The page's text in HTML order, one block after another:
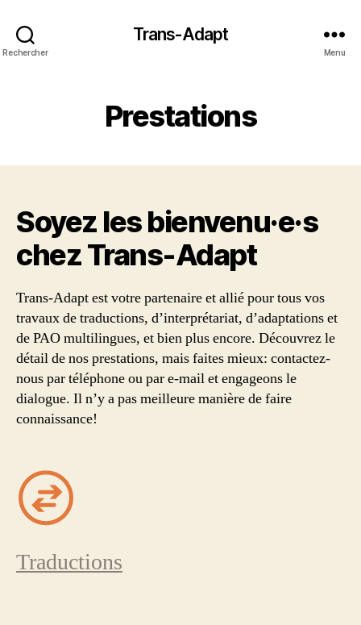
Rechercher
Trans-Adapt
Menu
Prestations
Soyez les bienvenu·e·s
chez Trans‑Adapt
Trans-Adapt est votre partenaire et allié pour tous vos
travaux de traductions, d’interprétariat, d’adaptations et
de PAO multilingues, et bien plus encore. Découvrez le
détail de nos prestations, mais faites mieux: contactez-
nous par téléphone ou par e-mail et engageons le
dialogue. Il n’y a pas meilleure manière de faire
connaissance!
Traductions